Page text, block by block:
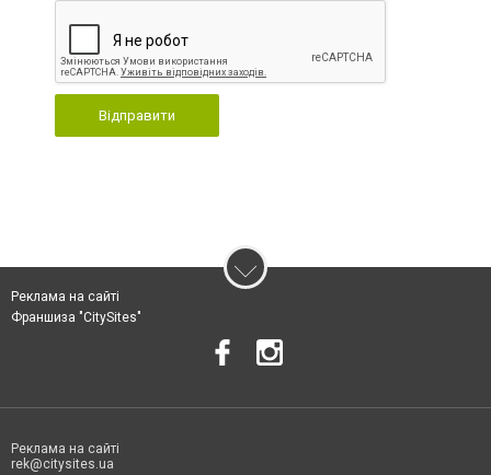
Відправити
Реклама на сайті
Франшиза "CitySites"
Реклама на сайті
rek@citysites.ua